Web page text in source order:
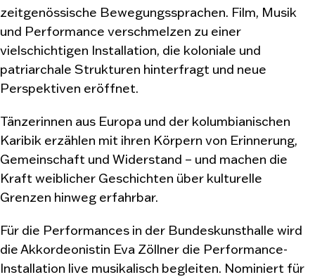
zeitgenössische Bewegungssprachen. Film, Musik
und Performance verschmelzen zu einer
vielschichtigen Installation, die koloniale und
patriarchale Strukturen hinterfragt und neue
Perspektiven eröffnet.
Tänzerinnen aus Europa und der kolumbianischen
Karibik erzählen mit ihren Körpern von Erinnerung,
Gemeinschaft und Widerstand – und machen die
Kraft weiblicher Geschichten über kulturelle
Grenzen hinweg erfahrbar.
Für die Performances in der Bundeskunsthalle wird
die Akkordeonistin Eva Zöllner die Performance-
Installation live musikalisch begleiten. Nominiert für